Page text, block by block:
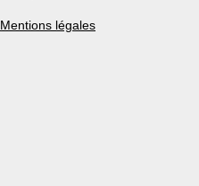
Mentions légales